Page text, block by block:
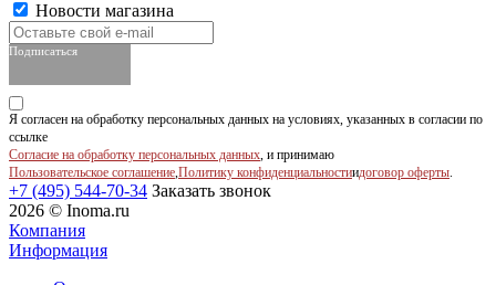
Новости магазина
Подписаться
Я согласен на обработку персональных данных на условиях, указанных в согласии по
ссылке
Согласие на обработку персональных данных, и принимаю
Пользовательское соглашение,Политику конфиденциальностиидоговор оферты.
+7 (495) 544-70-34 Заказать звонок
2026 © Inoma.ru
Компания
Информация